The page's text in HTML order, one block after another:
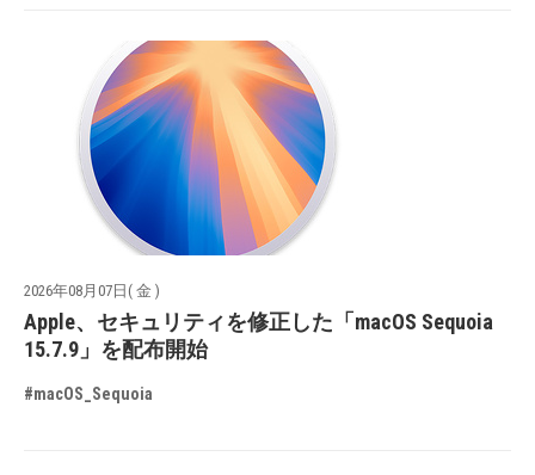
2026年08月07日( 金 )
Apple、セキュリティを修正した「macOS Sequoia
15.7.9」を配布開始
#macOS_Sequoia